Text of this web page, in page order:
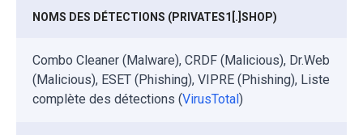
NOMS DES DÉTECTIONS (PRIVATES1[.]SHOP)
Combo Cleaner (Malware), CRDF (Malicious), Dr.Web
(Malicious), ESET (Phishing), VIPRE (Phishing), Liste
complète des détections (VirusTotal)